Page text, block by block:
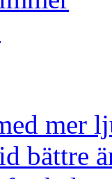
mer
bättre